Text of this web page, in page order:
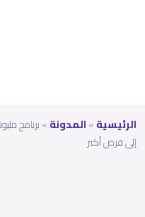
الرئيسية»المدونة»
إلى فرص أكبر